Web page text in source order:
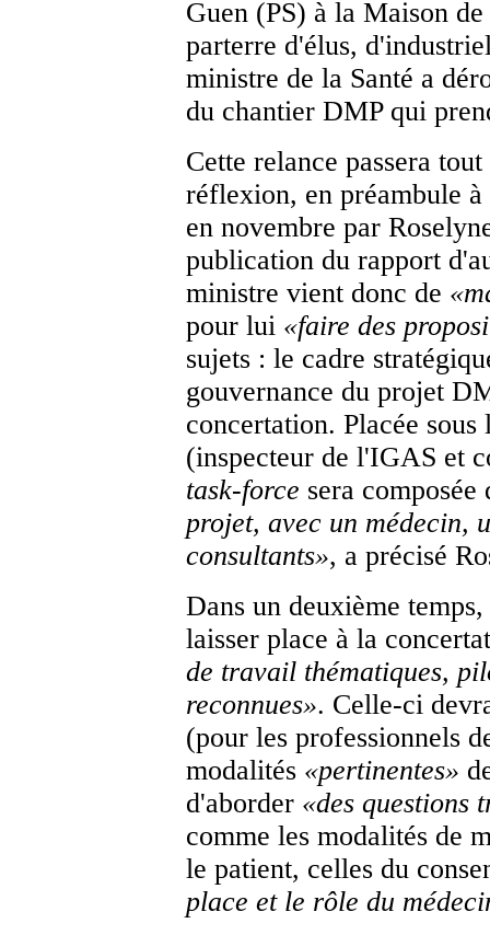
Guen (PS) à la Maison
parterre d'élus,
ministre de la Santé a
du chantier DMP qui
Cette relance passera
réflexion, en préambule
en novembre par
publication du rapport
ministre vient donc de «
pour lui «faire des
sujets : le cadre
gouvernance du projet
concertation. Placée
(inspecteur de l'IGAS et
task-force sera composée
projet, avec un médecin,
consultants», a précisé
Dans un deuxième
laisser place à la
de travail thématiques,
reconnues». Celle-ci
(pour les professionnels
modalités «pertinentes»
d'aborder «des questions
comme les modalités de
le patient, celles du
place et le rôle du